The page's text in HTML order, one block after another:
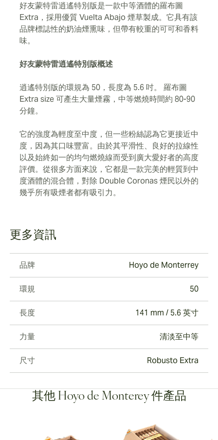
好友蒙特雷逍遙特別版是一款中等酒體的羅布圖
Extra，採用優質 Vuelta Abajo 煙草製成。它具有該
品牌標誌性的奶油煙熏味，但帶有較重的可可和香料
味。
好友蒙特雷逍遙特別版概述
逍遙特別版的環規為 50，長度為 5.6 吋。 羅布圖
Extra size 可產生大量煙霧，中等燃燒時間約 80-90
分鐘。
它的強度為輕度至中度，但一些粉絲認為它更接近中
度，因為其口味豐富。由於其平滑性、良好的拉線性
以及始終如一的均勻燃燒線而受到廣大愛好者的高度
評價。從很多方面來說，它都是一款完美的輕質到中
度酒體的混合體，對除 Double Coronas 煙民以外的
幾乎所有吸煙者都有吸引力。
更多資訊
品牌 Hoyo de Monterrey
環規 50
長度 141 mm / 5.6 英寸
力量 清淡至中等
尺寸 Robusto Extra
其他 Hoyo de Monterey 件產品